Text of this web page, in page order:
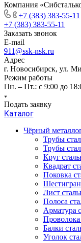
Компания
+7 (383) 383-55-11
+7 (383) 383-55-11
Заказать звонок
E-mail
911@ssk-nsk.ru
Адрес
г. Новосибирск, ул.
Режим работы
Пн. – Пт.: с 9:00 до
Подать заявку
Каталог
Чёрный
Трубы
Трубы
Круг
Квадрат
Поковка
Лист
Полоса
Арматура
Проволока
Балки
Уголок